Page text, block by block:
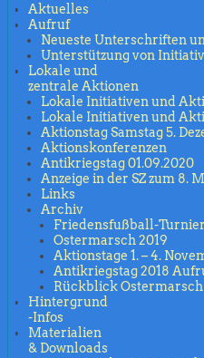
Aktuelles
Aufruf
Neueste Unterschriften
Unterstützung von
Lokale und
zentrale Aktionen
Lokale Initiativen und
Lokale Initiativen und
Aktionstag Samstag 5.
Aktionskonferenzen
Antikriegstag 01.09.2020
Anzeige in der SZ zum 8.
Links
Archiv
Friedensfußball-Turnier
Ostermarsch 2019
Aktionstage 1. – 4.
Antikriegstag 2018
Rückblick Ostermarsch
Hintergrund
-Infos
Materialien
& Downloads